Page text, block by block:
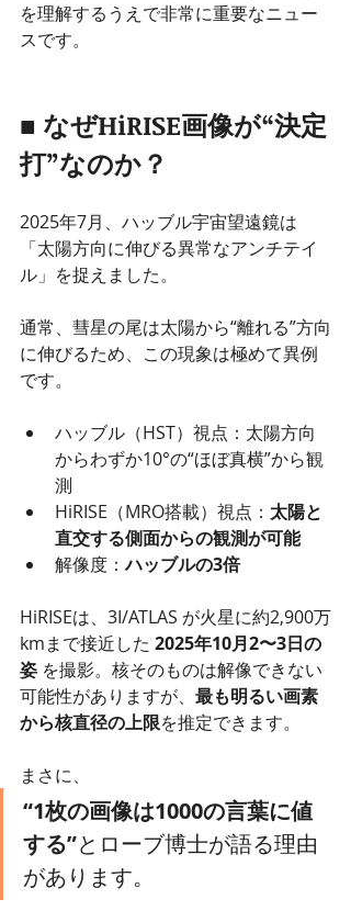
を理解するうえで非常に重要なニュー
スです。
■ なぜHiRISE画像が“決定
打”なのか？
2025年7月、ハッブル宇宙望遠鏡は
「太陽方向に伸びる異常なアンチテイ
ル」を捉えました。
通常、彗星の尾は太陽から“離れる”方向
に伸びるため、この現象は極めて異例
です。
ハッブル（HST）視点：太陽方向
からわずか10°の“ほぼ真横”から観
測
HiRISE（MRO搭載）視点： 太陽と
直交する側面からの観測が可能
解像度：ハッブルの3倍
HiRISEは、3I/ATLAS が火星に約2,900万
kmまで接近した 2025年10月2〜3日の
姿 を撮影。核そのものは解像できない
可能性がありますが、 最も明るい画素
から核直径の上限を推定できます。
まさに、
“1枚の画像は1000の言葉に値
する”とローブ博士が語る理由
があります。